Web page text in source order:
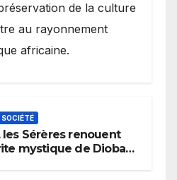
de la culture
au rayonnement
africaine.
SOCIÉTÉ
les Sérères renouent
mystique de Diobaye